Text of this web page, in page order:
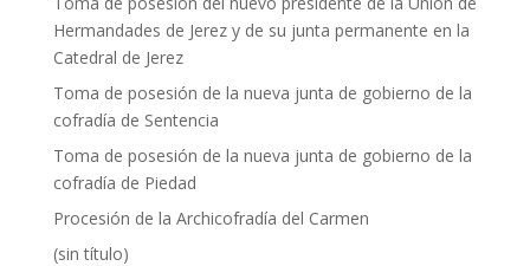
Hermandades de Jerez y de su junta permanente en la
Catedral de Jerez
Toma de posesión de la nueva junta de gobierno de la
cofradía de Sentencia
Toma de posesión de la nueva junta de gobierno de la
cofradía de Piedad
Procesión de la Archicofradía del Carmen
(sin título)